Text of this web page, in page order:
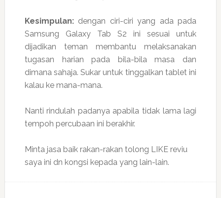
Kesimpulan:dengan ciri-ciri yang ada pada
Samsung Galaxy Tab S2 ini sesuai untuk
dijadikan teman membantu melaksanakan
tugasan harian pada bila-bila masa dan
dimana sahaja. Sukar untuk tinggalkan tablet ini
kalau ke mana-mana.
Nanti rindulah padanya apabila tidak lama lagi
tempoh percubaan ini berakhir.
Minta jasa baik rakan-rakan tolong LIKE reviu
saya ini dn kongsi kepada yang lain-lain.